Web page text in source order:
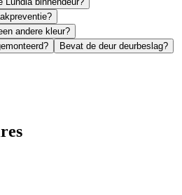
andere kleur?
Bevat de deur deurbeslag?